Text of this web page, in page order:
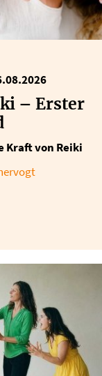
– Erster
Kraft von Reiki